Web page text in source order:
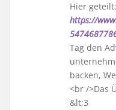
Hier geteilt:
https://
Tag den
backen,
<br />Das
&lt;3